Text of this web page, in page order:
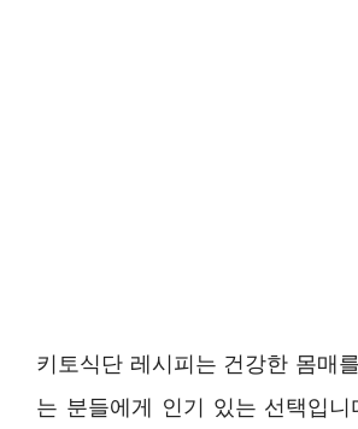
키토식단 레시피는 건강한 몸매
는 분들에게 인기 있는 선택입니